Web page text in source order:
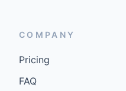
COMPANY
Pricing
FAQ